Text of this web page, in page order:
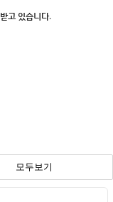
고 있습니다.
모두보기